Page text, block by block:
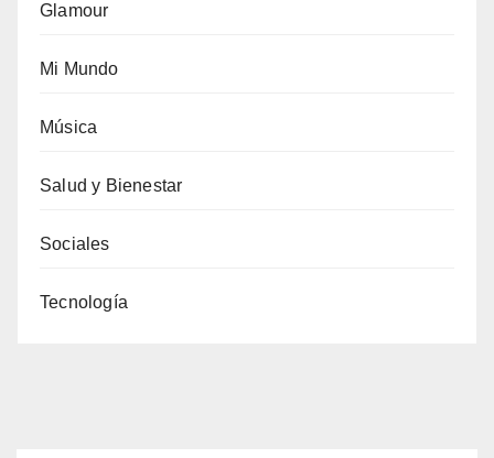
Glamour
Mi Mundo
Música
Salud y Bienestar
Sociales
Tecnología